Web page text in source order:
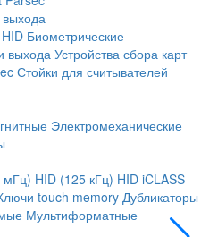
выхода
HID Биометрические
выхода Устройства сбора карт
Стойки для считывателей
Электромеханические
мГц) HID (125 кГц) HID iCLASS
touch memory Дубликаторы
Мультиформатные